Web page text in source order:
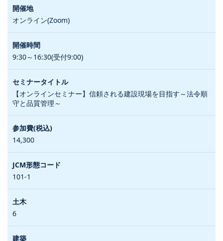
オンライン(Zoom)
9:30～16:30(受付9:00)
【オンラインセミナー】信頼される建設現場を目指す～法令順
守と品質管理～
14,300
101-1
6